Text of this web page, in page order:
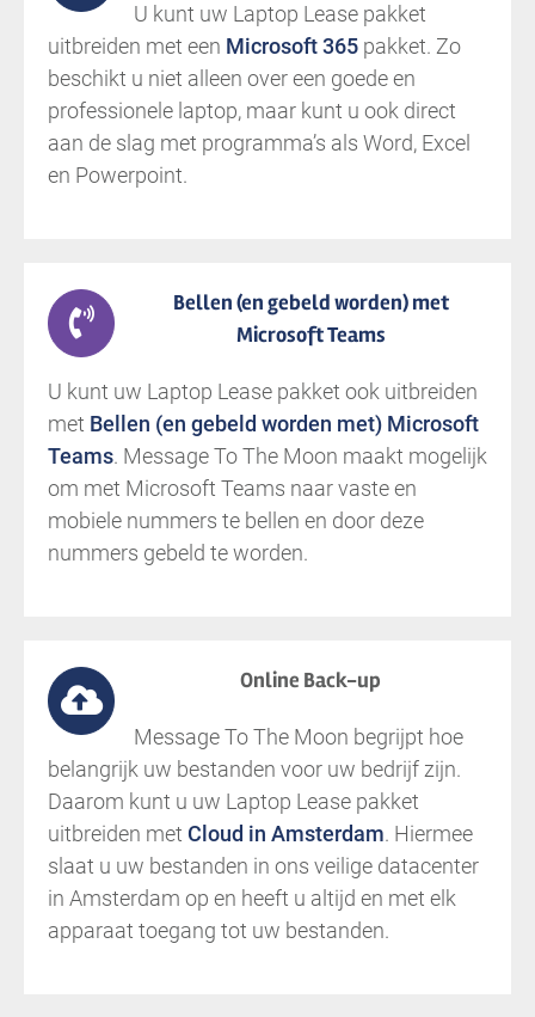
U kunt uw Laptop Lease pakket
uitbreiden met een Microsoft 365 pakket. Zo
beschikt u niet alleen over een goede en
professionele laptop, maar kunt u ook direct
aan de slag met programma’s als Word, Excel
en Powerpoint.
Bellen (en gebeld worden) met
Microsoft Teams
U kunt uw Laptop Lease pakket ook uitbreiden
met Bellen (en gebeld worden met) Microsoft
Teams. Message To The Moon maakt mogelijk
om met Microsoft Teams naar vaste en
mobiele nummers te bellen en door deze
nummers gebeld te worden.
Online Back-up
Message To The Moon begrijpt hoe
belangrijk uw bestanden voor uw bedrijf zijn.
Daarom kunt u uw Laptop Lease pakket
uitbreiden met Cloud in Amsterdam. Hiermee
slaat u uw bestanden in ons veilige datacenter
in Amsterdam op en heeft u altijd en met elk
apparaat toegang tot uw bestanden.